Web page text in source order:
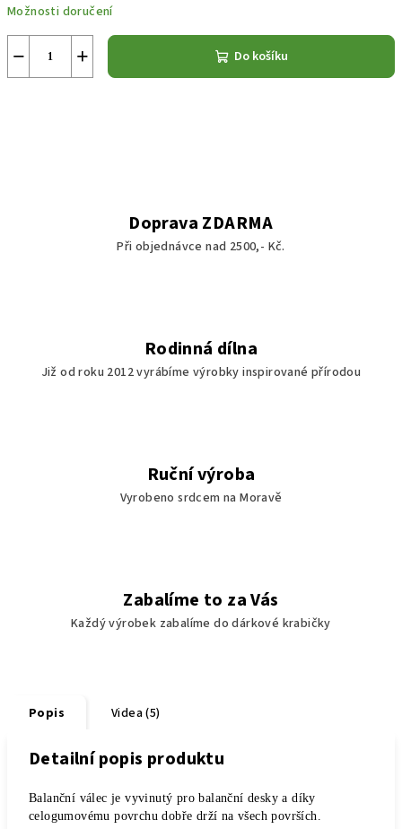
Možnosti doručení
+
− Do košíku
Doprava ZDARMA
Při objednávce nad 2500,- Kč.
Rodinná dílna
Již od roku 2012 vyrábíme výrobky inspirované přírodou
Ruční výroba
Vyrobeno srdcem na Moravě
Zabalíme to za Vás
Každý výrobek zabalíme do dárkové krabičky
Popis Videa (5)
Detailní popis produktu
Balanční válec je vyvinutý pro balanční desky a díky
celogumovému povrchu dobře drží na všech površích.